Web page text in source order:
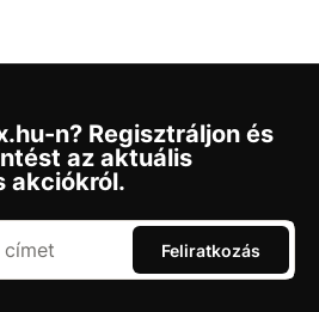
n? Regisztráljon és
az aktuális
akciókról.
Feliratkozás